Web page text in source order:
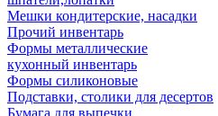
Мешки кондитерские, насадки
Прочий инвентарь
Формы металлические
кухонный инвентарь
Формы силиконовые
Подставки, столики для десертов
Бумага для выпечки